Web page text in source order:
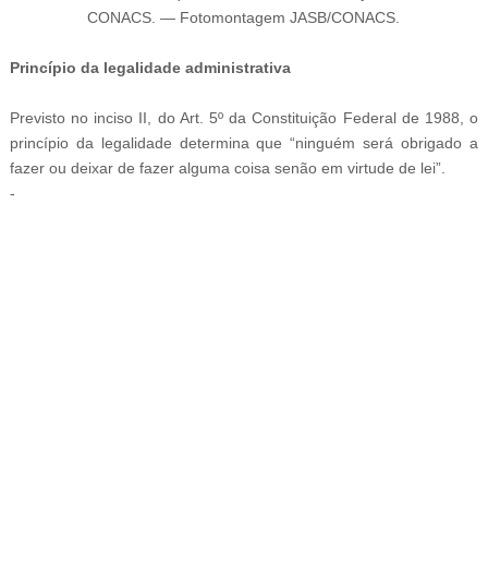
CONACS — Fotomontagem JASB/CONACS.
Princípio da legalidade administrativa
Previsto no inciso II, do Art. 5º da Constituição Federal de 1988, o
princípio da legalidade determina que “ninguém será obrigado a
fazer ou deixar de fazer alguma coisa senão em virtude de lei”.
-